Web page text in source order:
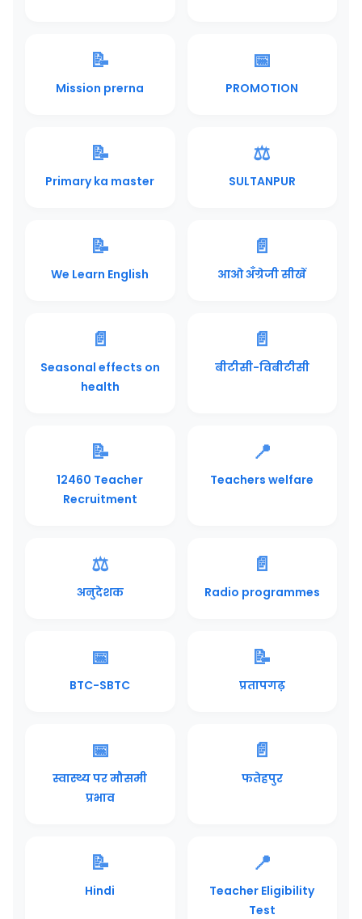
📝
Mission prerna
📅
PROMOTION
📝
Primary ka master
⚖️
SULTANPUR
📝
We Learn English
📄
आओ अँग्रेजी सीखें
📄
Seasonal effects on
health
📄
बीटीसी-विबीटीसी
📝
12460 Teacher
Recruitment
📍
Teachers welfare
⚖️
अनुदेशक
📄
Radio programmes
📅
BTC-SBTC
📝
प्रतापगढ़
📅
स्वास्थ्य पर मौसमी
प्रभाव
📄
फतेहपुर
📝
Hindi
📍
Teacher Eligibility
Test